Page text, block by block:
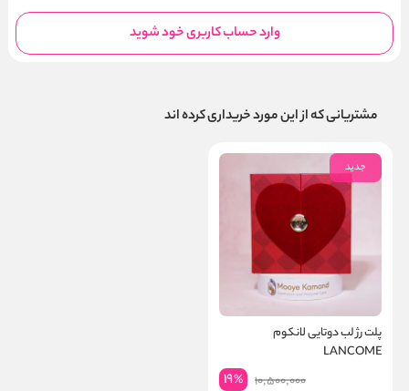
وارد حساب کاربری خود شوید
مشتریانی که از این مورد خریداری کرده اند
جدید
پلت رژ لب دوتایی لانکوم
LANCOME
10,500,000
19%